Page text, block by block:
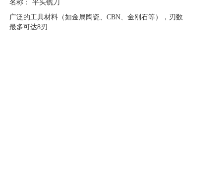
名称： 平头铣刀
广泛的工具材料（如金属陶瓷、CBN、金刚石等），刃数
最多可达8刃